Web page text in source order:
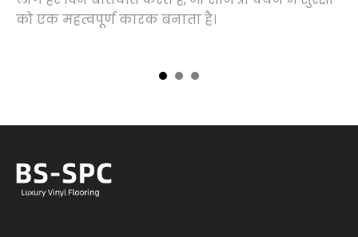
को एक महत्वपूर्ण कारक बनाता है।